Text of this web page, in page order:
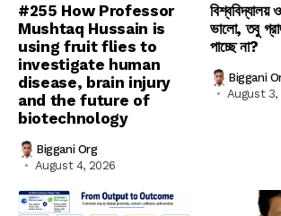
#255 How Professor
Mushtaq Hussain is
using fruit flies to
investigate human
disease, brain injury
and the future of
biotechnology
Biggani Org
August 4, 2026
বিশ্ববিদ্যালয় ও
ভালো, তবু
পাচ্ছে না?
Biggani
August 3,